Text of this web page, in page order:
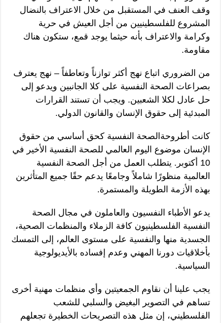
وقف العنف في المستقبل من خلال الاعتراف بالنضال
المشروع للفلسطينيين من أجل العيش في حرية
وكرامة والاعتراف بأنه حيثما يوجد قمع، ستكون هناك
مقاومة.
من الضروري اتباع نهج أكثر توازناً وتعاطفاً – نهج يعترف
بصراعات الصحة النفسية على كلا الجانبين ويدعو إلى
حل عادل لكلا الشعبين. ويجب أن تستند القرارات
المبدئية إلى حقوق الإنسان والقانون الدولي.
كانت أطروحةالصحة النفسية كحق أساسي من حقوق
الإنسان موضوع اليوم العالمي للصحة النفسية الأخير في
10 أكتوبر. يتطلب العمل من أجل الصحة النفسية
العالمية منظورًا شاملاً وجامعًا يدعم حقًا جميع المتأثرين
بهذه الأزمة الطويلة والمستمرة.
يدعو الأطباء النفسيون والعاملون في مجال الصحة
النفسية الفلسطينيون كافة الزملاء والمنظمات الصحية،
الجسدية منها والنفسية على مستوى العالم، إلى التمسك
بأخلاقيات دورنا المهني وعدم إفساده بالأيديولوجية
السياسية.
يجب علينا أن نقاوم الجمعيتين وأي منظمات مهنية أخرى
تساهم في التصوير البغيض والسلبي للشعب
الفلسطيني، إن مثل هذه التصريحات الخطيرة تجعلهم